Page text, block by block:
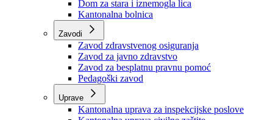
Ustanove
Centar za socijalni rad
Dom za stara i iznemogla lica
Kantonalna bolnica
Zavodi
Zavod zdravstvenog osiguranja
Zavod za javno zdravstvo
Zavod za besplatnu pravnu pomoć
Pedagoški zavod